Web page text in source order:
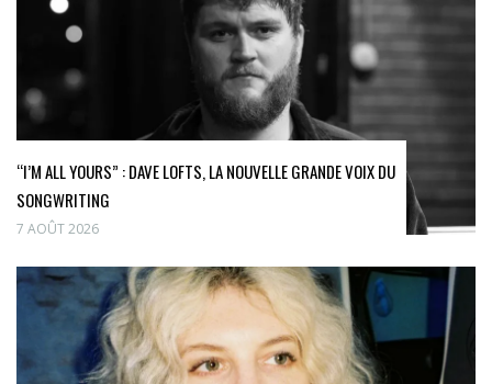
“I’M ALL YOURS” : DAVE LOFTS, LA NOUVELLE GRANDE VOIX DU
SONGWRITING
7 AOÛT 2026